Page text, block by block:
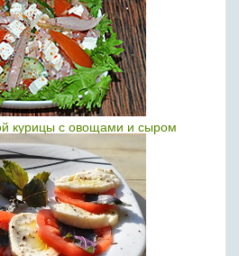
курицы с овощами и сыром